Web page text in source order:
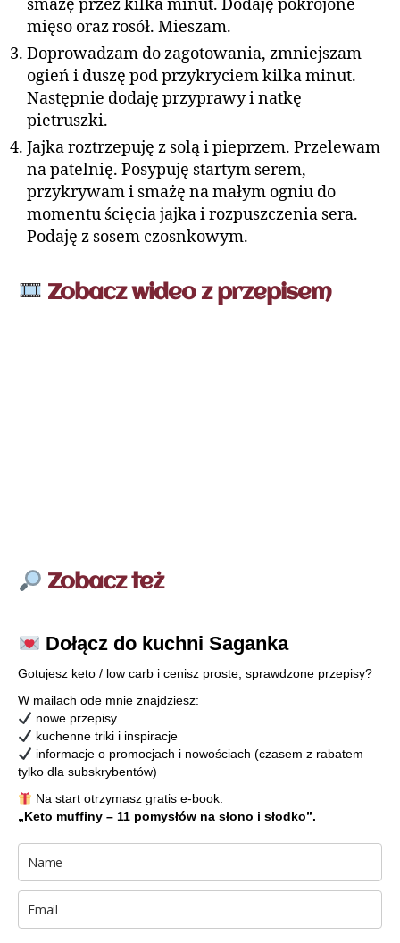
smażę przez kilka minut. Dodaję pokrojone
mięso oraz rosół. Mieszam.
Doprowadzam do zagotowania, zmniejszam
ogień i duszę pod przykryciem kilka minut.
Następnie dodaję przyprawy i natkę
pietruszki.
Jajka roztrzepuję z solą i pieprzem. Przelewam
na patelnię. Posypuję startym serem,
przykrywam i smażę na małym ogniu do
momentu ścięcia jajka i rozpuszczenia sera.
Podaję z sosem czosnkowym.
Zobacz wideo z przepisem
Zobacz też
Dołącz do kuchni Saganka
Gotujesz keto / low carb i cenisz proste, sprawdzone przepisy?
W mailach ode mnie znajdziesz:
nowe przepisy
kuchenne triki i inspiracje
informacje o promocjach i nowościach (czasem z rabatem
tylko dla subskrybentów)
Na start otrzymasz gratis e-book:
„Keto muffiny – 11 pomysłów na słono i słodko”.